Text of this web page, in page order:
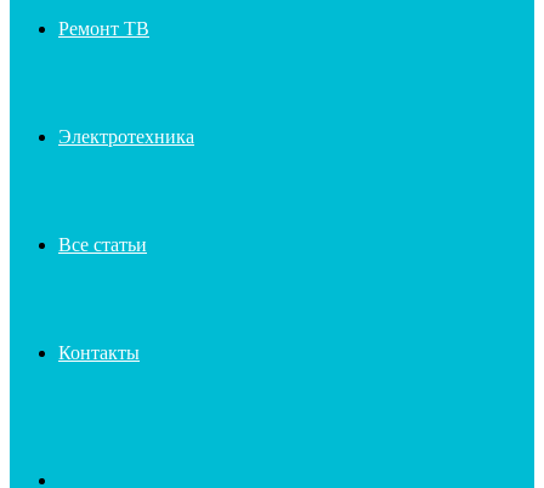
Ремонт ТВ
Электротехника
Все статьи
Контакты